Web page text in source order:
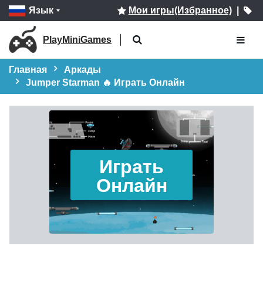
Язык Мои игры(Избранное)|
PlayMiniGames
Главная
Аркады
Jumper Starman 🔥 Играть Онлайн
Играть
Онлайн